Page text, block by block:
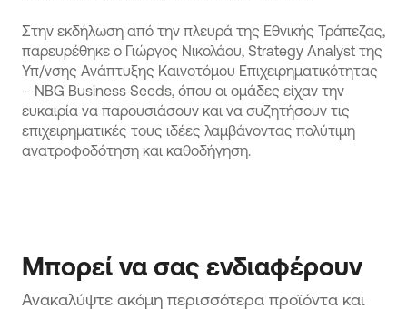
Στην εκδήλωση από την πλευρά της Εθνικής Τράπεζας,
παρευρέθηκε ο Γιώργος Νικολάου, Strategy Analyst της
Υπ/νσης Ανάπτυξης Καινοτόμου Επιχειρηματικότητας
– NBG Business Seeds, όπου οι ομάδες είχαν την
ευκαιρία να παρουσιάσουν και να συζητήσουν τις
επιχειρηματικές τους ιδέες λαμβάνοντας πολύτιμη
ανατροφοδότηση και καθοδήγηση.
Μπορεί να σας ενδιαφέρουν
Ανακαλύψτε ακόμη περισσότερα προϊόντα και